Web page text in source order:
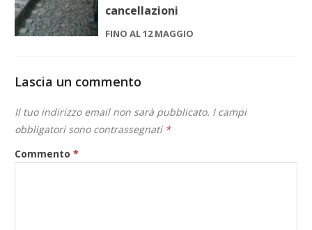
cancellazioni
FINO AL 12 MAGGIO
Lascia un commento
Il tuo indirizzo email non sarà pubblicato. I campi
obbligatori sono contrassegnati *
Commento*